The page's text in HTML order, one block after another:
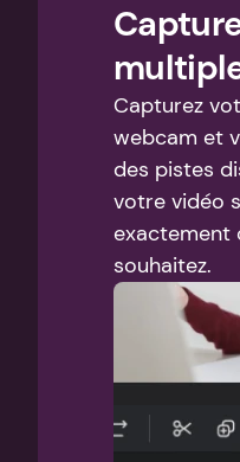
Capturez
webcam et
des pistes
votre vidéo
exactement
souhaitez.